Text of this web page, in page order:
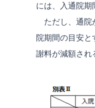
には、入通院期
ただし、通院
院期間の目安
謝料が減額され